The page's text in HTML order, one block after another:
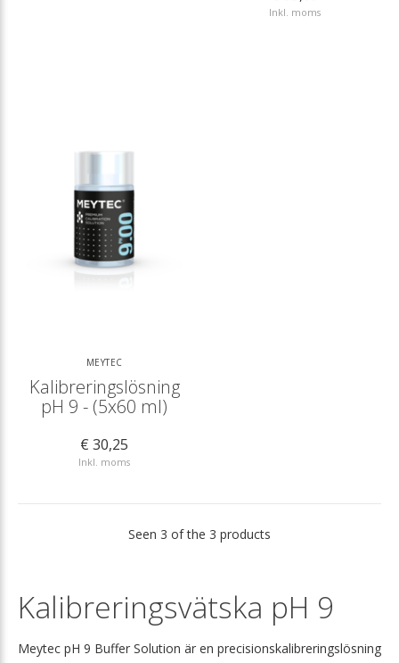
Inkl. moms
MEYTEC
Kalibreringslösning
pH 9 - (5x60 ml)
€ 30,25
Inkl. moms
Seen 3 of the 3 products
Kalibreringsvätska pH 9
Meytec pH 9 Buffer Solution är en precisionskalibreringslösning